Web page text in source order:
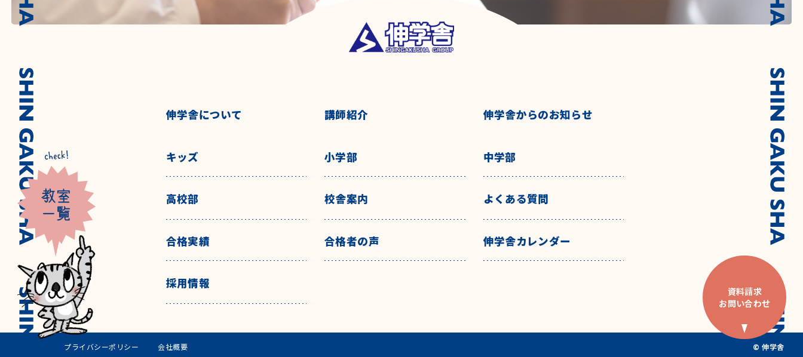
資料請求
お問い合わせ
伸学舎について 講師紹介 伸学舎からのお知らせ
キッズ 小学部 中学部
高校部 校舎案内 よくある質問
合格実績 合格者の声 伸学舎カレンダー
採用情報
プライバシーポリシー 会社概要 © 伸学舎